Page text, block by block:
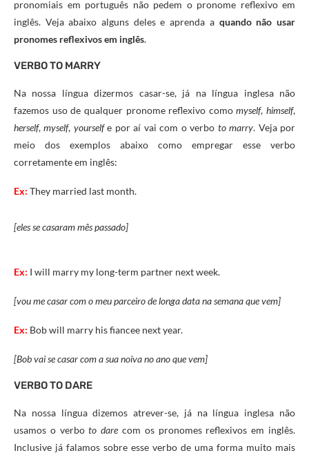
pronomiais em português não pedem o pronome reflexivo em
inglês. Veja abaixo alguns deles e aprenda a quando não usar
pronomes reflexivos em inglês.
VERBO TO MARRY
Na nossa língua dizermos casar-se, já na língua inglesa não
fazemos uso de qualquer pronome reflexivo comomyself, himself,
herself,myself, yourselfe por aí vai com o verbo to marry. Veja por
meio dos exemplos abaixo como empregar esse verbo
corretamente em inglês:
Ex: They married last month.
[eles se casaram mês passado]
Ex: I will marry my long-term partner next week.
[vou me casar com o meu parceiro de longa data na semana que vem]
Ex: Bob will marry his fiancee next year.
[Bob vai se casar com a sua noiva no ano que vem]
VERBO TO DARE
Na nossa língua dizemos atrever-se, já na língua inglesa não
usamos o verboto dare com os pronomes reflexivos em inglês.
Inclusive já falamos sobre esse verbo de uma forma muito mais